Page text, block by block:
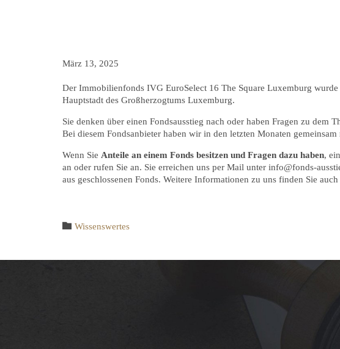
März 13, 2025
Der Immobilienfonds IVG EuroSelect 16 The Square Luxemburg
Hauptstadt des Großherzogtums Luxemburg.
Sie denken über einen Fondsausstieg nach oder haben Fragen zu dem
Bei diesem Fondsanbieter haben wir in den letzten Monaten gemeinsam
Wenn Sie Anteile an einem Fonds besitzen und Fragen dazu haben,
an oder rufen Sie an. Sie erreichen uns per Mail unter info@fonds-
aus geschlossenen Fonds. Weitere Informationen zu uns finden Sie
 Category
Wissenswertes